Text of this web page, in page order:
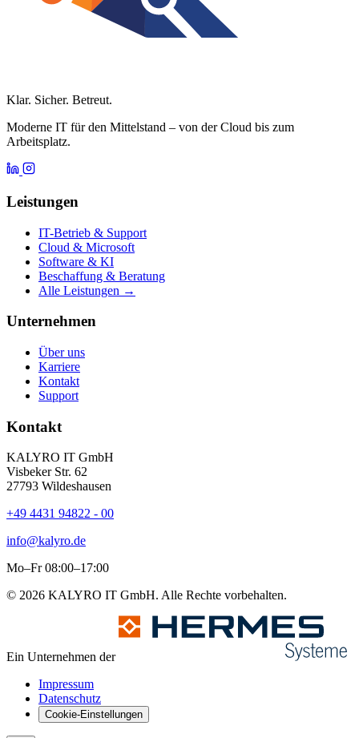
Klar. Sicher. Betreut.
Moderne IT für den Mittelstand – von der Cloud bis zum
Arbeitsplatz.
Leistungen
IT-Betrieb & Support
Cloud & Microsoft
Software & KI
Beschaffung & Beratung
Alle Leistungen →
Unternehmen
Über uns
Karriere
Kontakt
Support
Kontakt
KALYRO IT GmbH
Visbeker Str. 62
27793 Wildeshausen
+49 4431 94822 - 00
info@kalyro.de
Mo–Fr 08:00–17:00
© 2026 KALYRO IT GmbH. Alle Rechte vorbehalten.
Ein Unternehmen der
Impressum
Datenschutz
Cookie-Einstellungen